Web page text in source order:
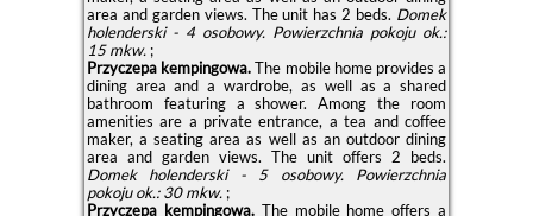
area and garden views. The unit has 2 beds. Domek
holenderski - 4 osobowy. Powierzchnia pokoju ok.:
15 mkw.;
Przyczepa kempingowa.The mobile home provides a
dining area and a wardrobe, as well as a shared
bathroom featuring a shower. Among the room
amenities are a private entrance, a tea and coffee
maker, a seating area as well as an outdoor dining
area and garden views. The unit offers 2 beds.
Domek holenderski - 5 osobowy.
Powierzchnia
pokoju ok.: 30 mkw.;
Przyczepa kempingowa.The mobile home offers a